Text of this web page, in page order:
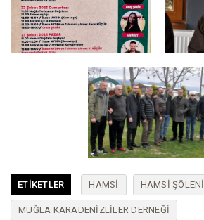
ETIKETLER HAMSI HAMSI ŞÖLENI
MUĞLA KARADENIZLILER DERNEĞI